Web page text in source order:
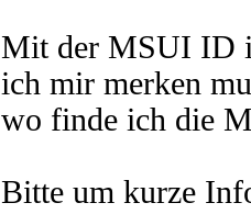
Mit der MSUI ID
ich mir merken
wo finde ich die
Bitte um kurze